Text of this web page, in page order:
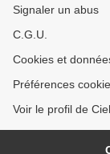
Signaler un abus
C.G.U.
Cookies et
Préférences
Voir le profil de